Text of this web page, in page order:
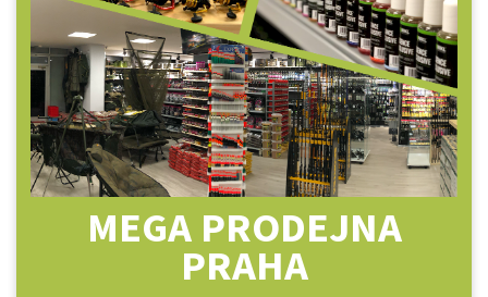
MEGA PRODEJNA
PRAHA